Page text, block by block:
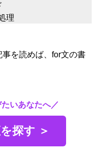
理
を読めば、for文の書
いあなたへ／
探す ＞